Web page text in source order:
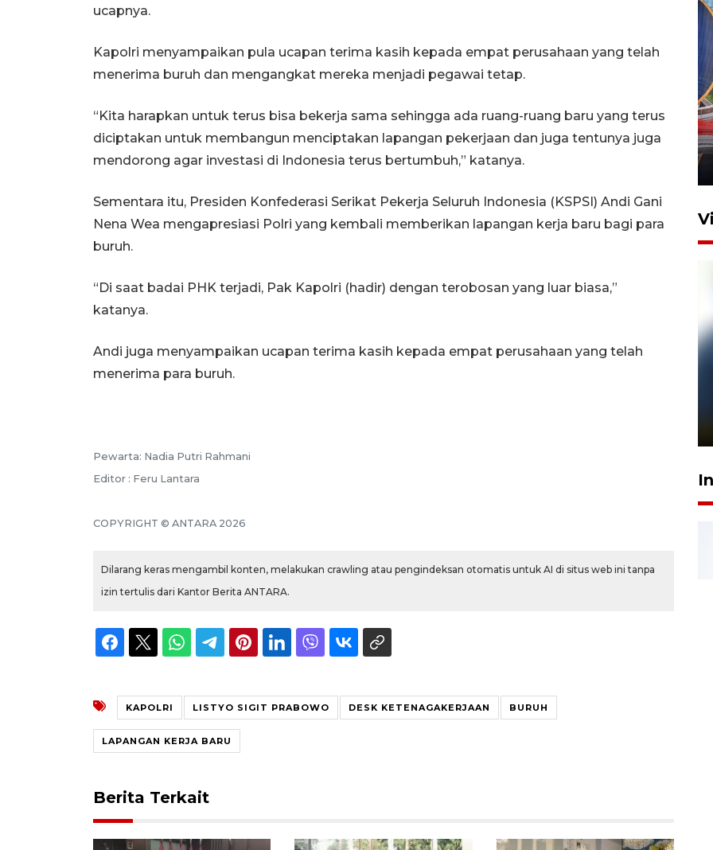
ucapnya.
Kapolri menyampaikan pula ucapan terima kasih kepada empat perusahaan yang telah
menerima buruh dan mengangkat mereka menjadi pegawai tetap.
“Kita harapkan untuk terus bisa bekerja sama sehingga ada ruang-ruang baru yang terus
diciptakan untuk membangun menciptakan lapangan pekerjaan dan juga tentunya juga
mendorong agar investasi di Indonesia terus bertumbuh,” katanya.
Sementara itu, Presiden Konfederasi Serikat Pekerja Seluruh Indonesia (KSPSI) Andi Gani
Nena Wea mengapresiasi Polri yang kembali memberikan lapangan kerja baru bagi para
buruh.
“Di saat badai PHK terjadi, Pak Kapolri (hadir) dengan terobosan yang luar biasa,”
katanya.
Andi juga menyampaikan ucapan terima kasih kepada empat perusahaan yang telah
menerima para buruh.
Pewarta: Nadia Putri Rahmani
Editor : Feru Lantara
COPYRIGHT © ANTARA 2026
Dilarang keras mengambil konten, melakukan crawling atau pengindeksan otomatis untuk AI di situs web ini tanpa
izin tertulis dari Kantor Berita ANTARA.
KAPOLRI LISTYO SIGIT PRABOWO DESK KETENAGAKERJAAN BURUH
LAPANGAN KERJA BARU
Berita Terkait
Komisi V DPR tinjau
perlintasan sebidang di
Stasiun Bogor
12 Juni 2026 18:49